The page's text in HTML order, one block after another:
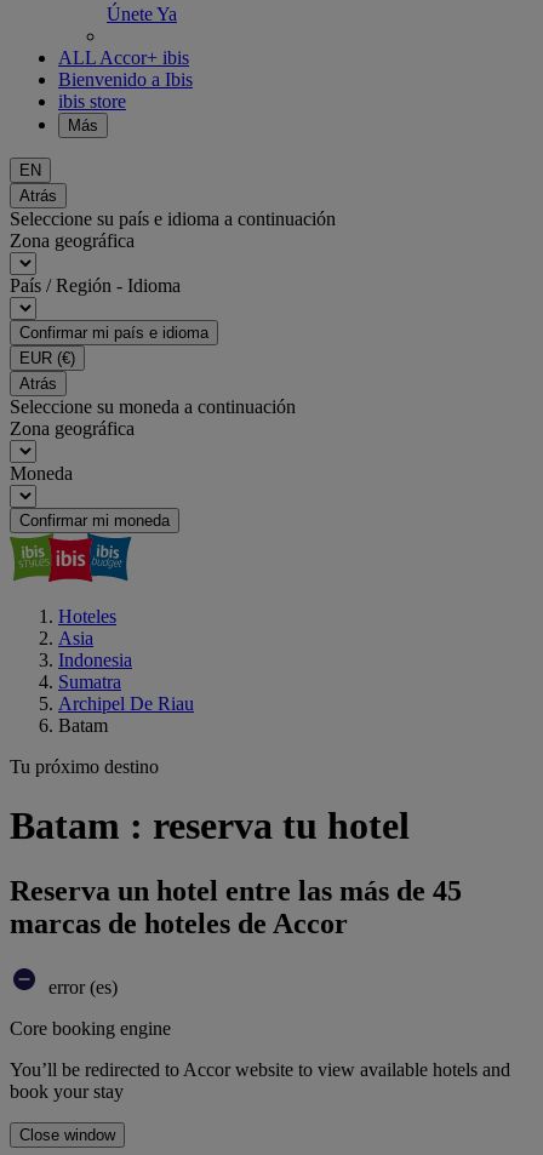
Únete Ya
ALL Accor+ ibis
Bienvenido a Ibis
ibis store
Más
EN
Atrás
Seleccione su país e idioma a continuación
Zona geográfica
País / Región - Idioma
Confirmar mi país e idioma
EUR (€)
Atrás
Seleccione su moneda a continuación
Zona geográfica
Moneda
Confirmar mi moneda
Hoteles
Asia
Indonesia
Sumatra
Archipel De Riau
Batam
Tu próximo destino
Batam : reserva tu hotel
Reserva un hotel entre las más de 45
marcas de hoteles de Accor
error (es)
Core booking engine
You’ll be redirected to Accor website to view available hotels and
book your stay
Close window